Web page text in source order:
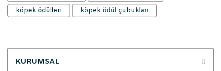
köpek ödülleri
köpek ödül çubukları
KURUMSAL